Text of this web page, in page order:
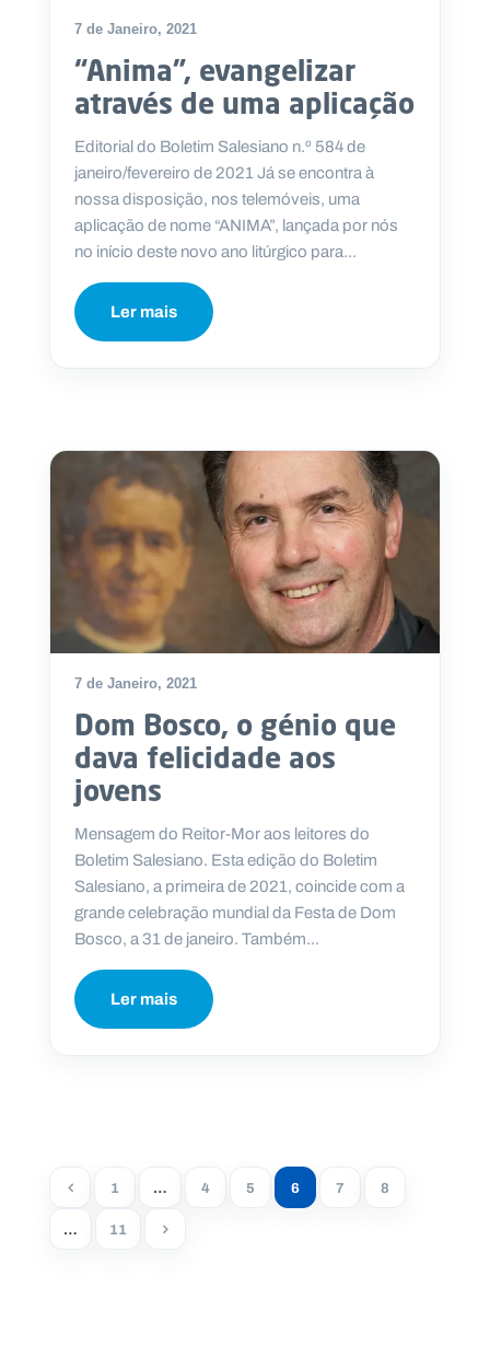
7 de Janeiro, 2021
“Anima”, evangelizar
através de uma aplicação
Editorial do Boletim Salesiano n.º 584 de
janeiro/fevereiro de 2021 Já se encontra à
nossa disposição, nos telemóveis, uma
aplicação de nome “ANIMA”, lançada por nós
no início deste novo ano litúrgico para...
Ler mais
7 de Janeiro, 2021
Dom Bosco, o génio que
dava felicidade aos
jovens
Mensagem do Reitor-Mor aos leitores do
Boletim Salesiano. Esta edição do Boletim
Salesiano, a primeira de 2021, coincide com a
grande celebração mundial da Festa de Dom
Bosco, a 31 de janeiro. Também...
Ler mais
1 … 4 5 6 7
8
…
11